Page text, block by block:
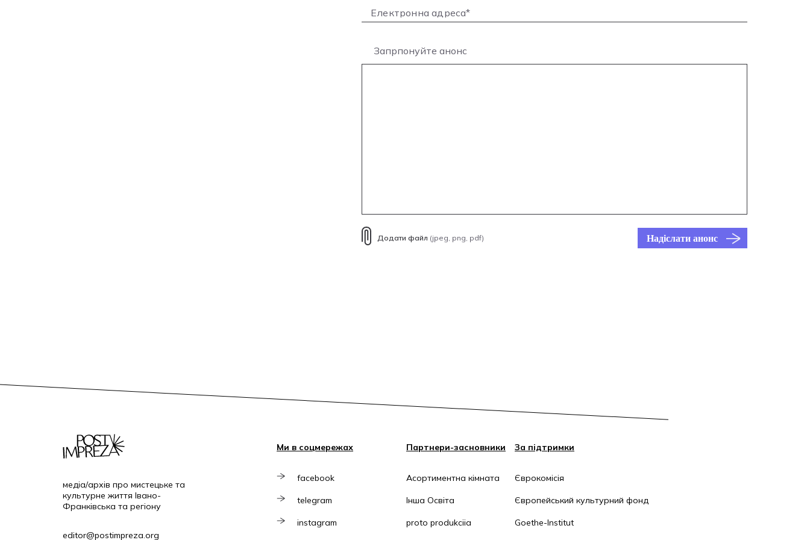
Запрпонуйте анонс
Додати файл (jpeg, png, pdf) Надіслати анонс
медіа/архів про мистецьке та
культурне життя Івано-
Франківська та регіону
editor@postimpreza.org
Ми в соцмережах
facebook
telegram
instagram
Партнери-засновники
Асортиментна кімната
Інша Освіта
proto produkciia
За підтримки
Єврокомісія
Європейський культурний фонд
Goethe-Institut